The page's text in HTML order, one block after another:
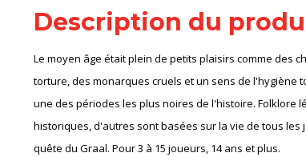
Description du
Le moyen âge était plein de petits plaisirs comme des
torture, des monarques cruels et un sens de l'hygiène
une des périodes les plus noires de l'histoire. Folklore
historiques, d'autres sont basées sur la vie de tous
quête du Graal. Pour 3 à 15 joueurs, 14 ans et plus.